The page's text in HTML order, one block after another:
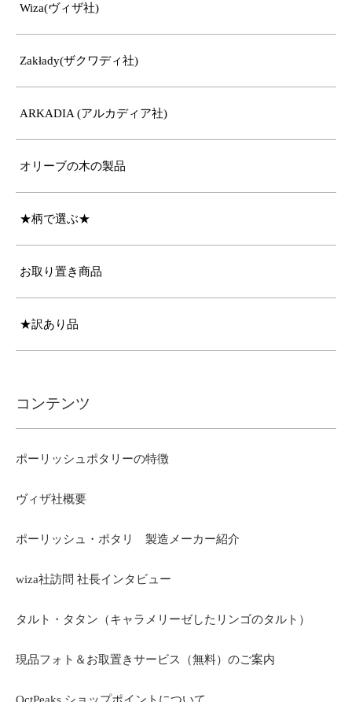
Wiza(ヴィザ社)
Zakłady(ザクワディ社)
ARKADIA (アルカディア社)
オリーブの木の製品
★柄で選ぶ★
お取り置き商品
★訳あり品
コンテンツ
ポーリッシュポタリーの特徴
ヴィザ社概要
ポーリッシュ・ポタリ 製造メーカー紹介
wiza社訪問 社長インタビュー
タルト・タタン（キャラメリーゼしたリンゴのタルト）
現品フォト＆お取置きサービス（無料）のご案内